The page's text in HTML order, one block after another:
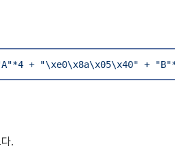
+ "\xe0\x8a\x05\x40" +
.